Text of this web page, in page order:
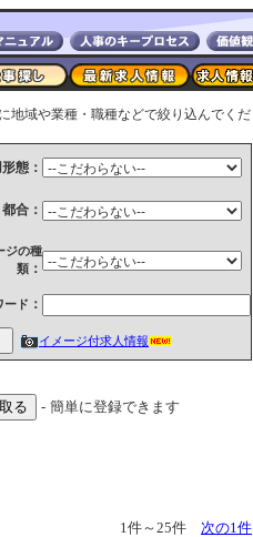
地域や業種・職種などで絞り込んでくだ
態：
合：
ジの種
類 ：
ード ：
イメージ付求人情報
- 簡単に登録できます
1件～25件 次の1件